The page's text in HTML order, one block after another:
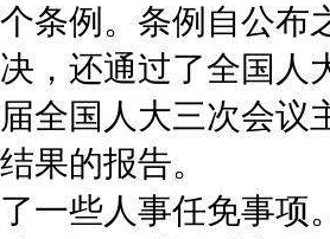
条例。条例自公布
，还通过了全国人
全国人大三次会
果的报告。
一些人事任免事项